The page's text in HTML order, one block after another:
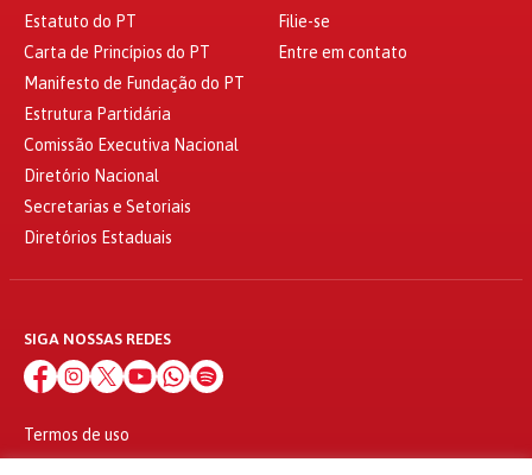
Estatuto do PT
Carta de Princípios do PT
Manifesto de Fundação do PT
Estrutura Partidária
Comissão Executiva Nacional
Diretório Nacional
Secretarias e Setoriais
Diretórios Estaduais
Filie-se
Entre em contato
SIGA NOSSAS REDES
Termos de uso
Política de privacidade